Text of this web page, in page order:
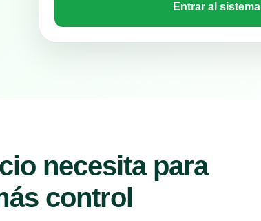
Entrar al sistema
necesita para
control